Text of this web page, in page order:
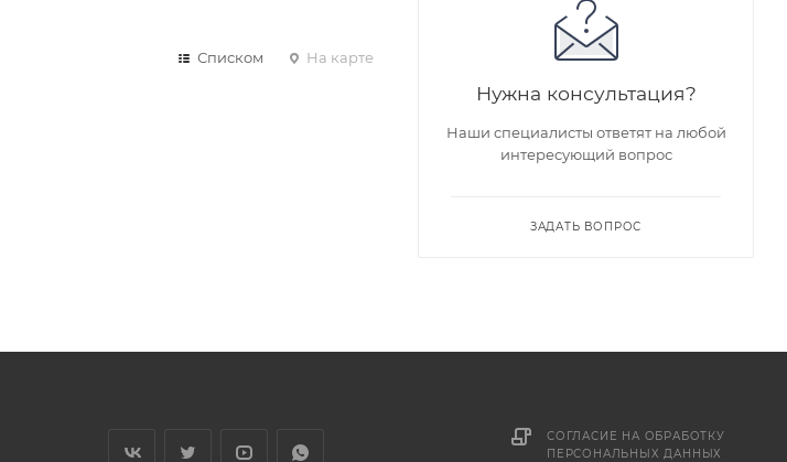
Списком На карте
Нужна консультация?
Наши специалисты ответят на любой
интересующий вопрос
ЗАДАТЬ ВОПРОС
СОГЛАСИЕ НА ОБРАБОТКУ
ПЕРСОНАЛЬНЫХ ДАННЫХ